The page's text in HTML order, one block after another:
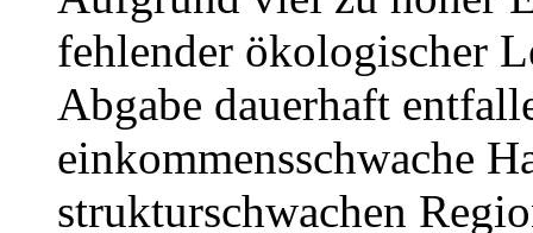
fehlender ökologischer
Abgabe dauerhaft
einkommensschwache
strukturschwachen